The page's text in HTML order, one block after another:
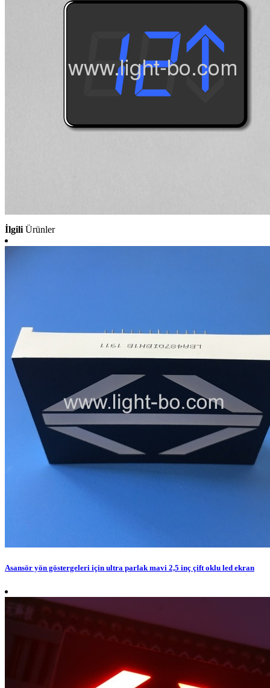
İlgili Ürünler
Asansör yön göstergeleri için ultra parlak mavi 2,5 inç çift oklu led ekran